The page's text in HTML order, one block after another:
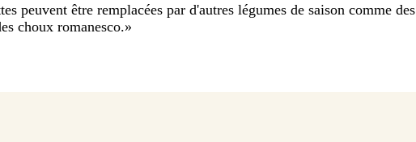
peuvent être remplacées par d'autres légumes de saison comme des
choux romanesco.»